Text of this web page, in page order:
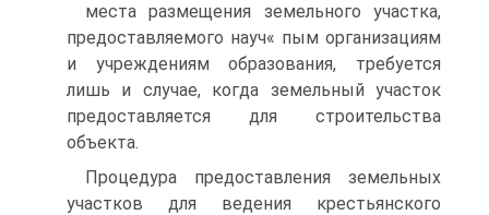
места размещения земельного участка,
предоставляемого науч« пым организациям
и учреждениям образования, требуется
лишь и случае, когда земельный участок
предоставляется для строи­тельства
объекта.
Процедура предоставления земельных
участков для ведения крестьянского